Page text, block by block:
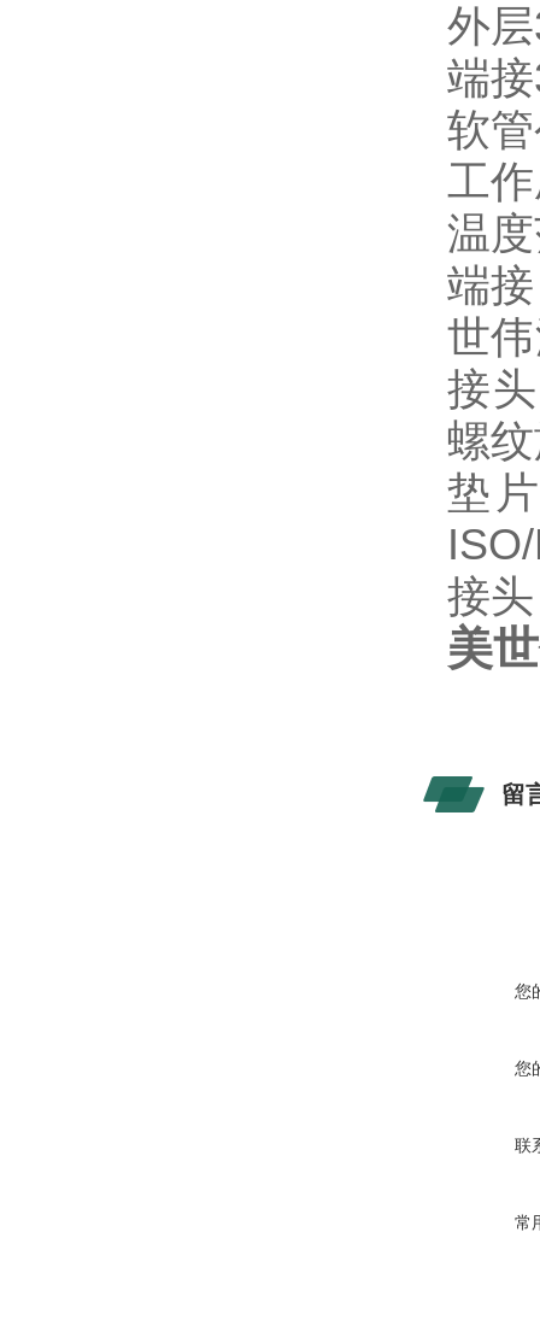
外层
端接
软
工
温
端接
世
接
螺
垫
接头
美
留
您
您
联
常